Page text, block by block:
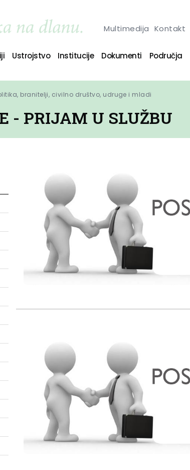
Multimedija Kontakt
Ustrojstvo Institucije Dokumenti Područja
branitelji, civilno društvo, udruge i mladi
- PRIJAM U SLUŽBU